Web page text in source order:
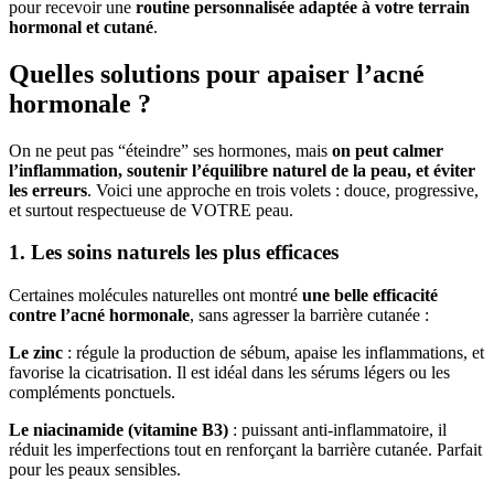
pour recevoir une routine personnalisée adaptée à votre terrain
hormonal et cutané.
Quelles solutions pour apaiser l’acné
hormonale ?
On ne peut pas “éteindre” ses hormones, mais on peut calmer
l’inflammation, soutenir l’équilibre naturel de la peau, et éviter
les erreurs. Voici une approche en trois volets : douce, progressive,
et surtout respectueuse de VOTRE peau.
1. Les soins naturels les plus efficaces
Certaines molécules naturelles ont montré une belle efficacité
contre l’acné hormonale, sans agresser la barrière cutanée :
Le zinc : régule la production de sébum, apaise les inflammations, et
favorise la cicatrisation. Il est idéal dans les sérums légers ou les
compléments ponctuels.
Le niacinamide (vitamine B3) : puissant anti-inflammatoire, il
réduit les imperfections tout en renforçant la barrière cutanée. Parfait
pour les peaux sensibles.